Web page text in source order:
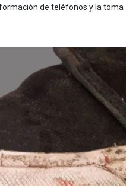
de teléfonos y la toma